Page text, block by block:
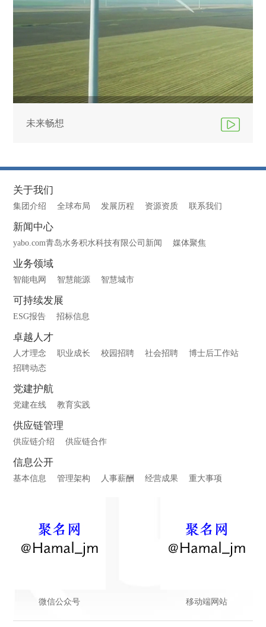
未来畅想
关于我们
集团介绍 全球布局 发展历程 资源资质 联系我们
新闻中心
yabo.com青岛水务积水科技有限公司新闻 媒体聚焦
业务领域
智能电网 智慧能源 智慧城市
可持续发展
ESG报告 招标信息
卓越人才
人才理念 职业成长 校园招聘 社会招聘
博士后工作站
招聘动态
党建护航
党建在线 教育实践
供应链管理
供应链介绍 供应链合作
信息公开
基本信息 管理架构 人事薪酬 经营成果 重大事项
微信公众号 移动端网站